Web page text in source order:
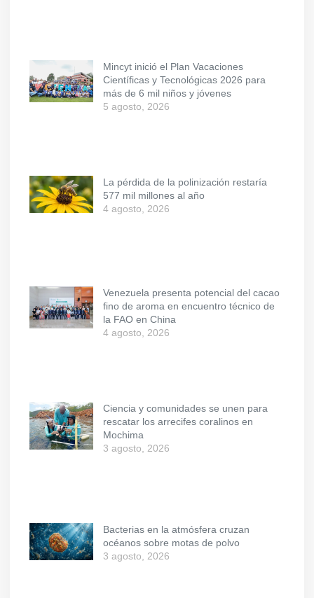
Mincyt inició el Plan Vacaciones
Científicas y Tecnológicas 2026 para
más de 6 mil niños y jóvenes
5 agosto, 2026
La pérdida de la polinización restaría
577 mil millones al año
4 agosto, 2026
Venezuela presenta potencial del cacao
fino de aroma en encuentro técnico de
la FAO en China
4 agosto, 2026
Ciencia y comunidades se unen para
rescatar los arrecifes coralinos en
Mochima
3 agosto, 2026
Bacterias en la atmósfera cruzan
océanos sobre motas de polvo
3 agosto, 2026